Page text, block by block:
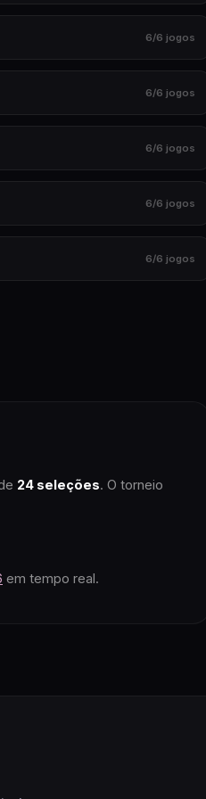
6/6 jogos
6/6 jogos
6/6 jogos
6/6 jogos
6/6 jogos
24 seleções. O torneio
em tempo real.